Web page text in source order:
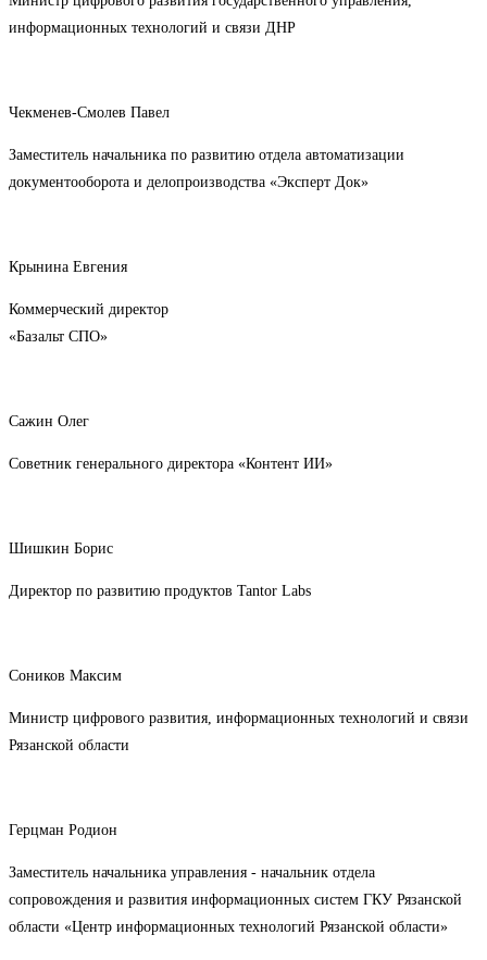
информационных технологий и связи ДНР
Чекменев-Смолев Павел
Заместитель начальника по развитию отдела автоматизации
документооборота и делопроизводства «Эксперт Док»
Крынина Евгения
Коммерческий директор
«Базальт СПО»
Сажин Олег
Советник генерального директора «Контент ИИ»
Шишкин Борис
Директор по развитию продуктов Tantor Labs
Соников Максим
Министр цифрового развития, информационных технологий и связи
Рязанской области
Герцман Родион
Заместитель начальника управления - начальник отдела
сопровождения и развития информационных систем ГКУ Рязанской
области «Центр информационных технологий Рязанской области»